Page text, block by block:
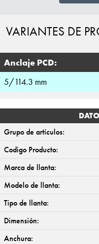
VARIANTES DE
Anclaje PCD:
5/114.3 mm
Grupo de artículos:
Codigo Producto:
Marca de llanta:
Modelo de llanta:
Tipo de llanta:
Dimensión:
Anchura: